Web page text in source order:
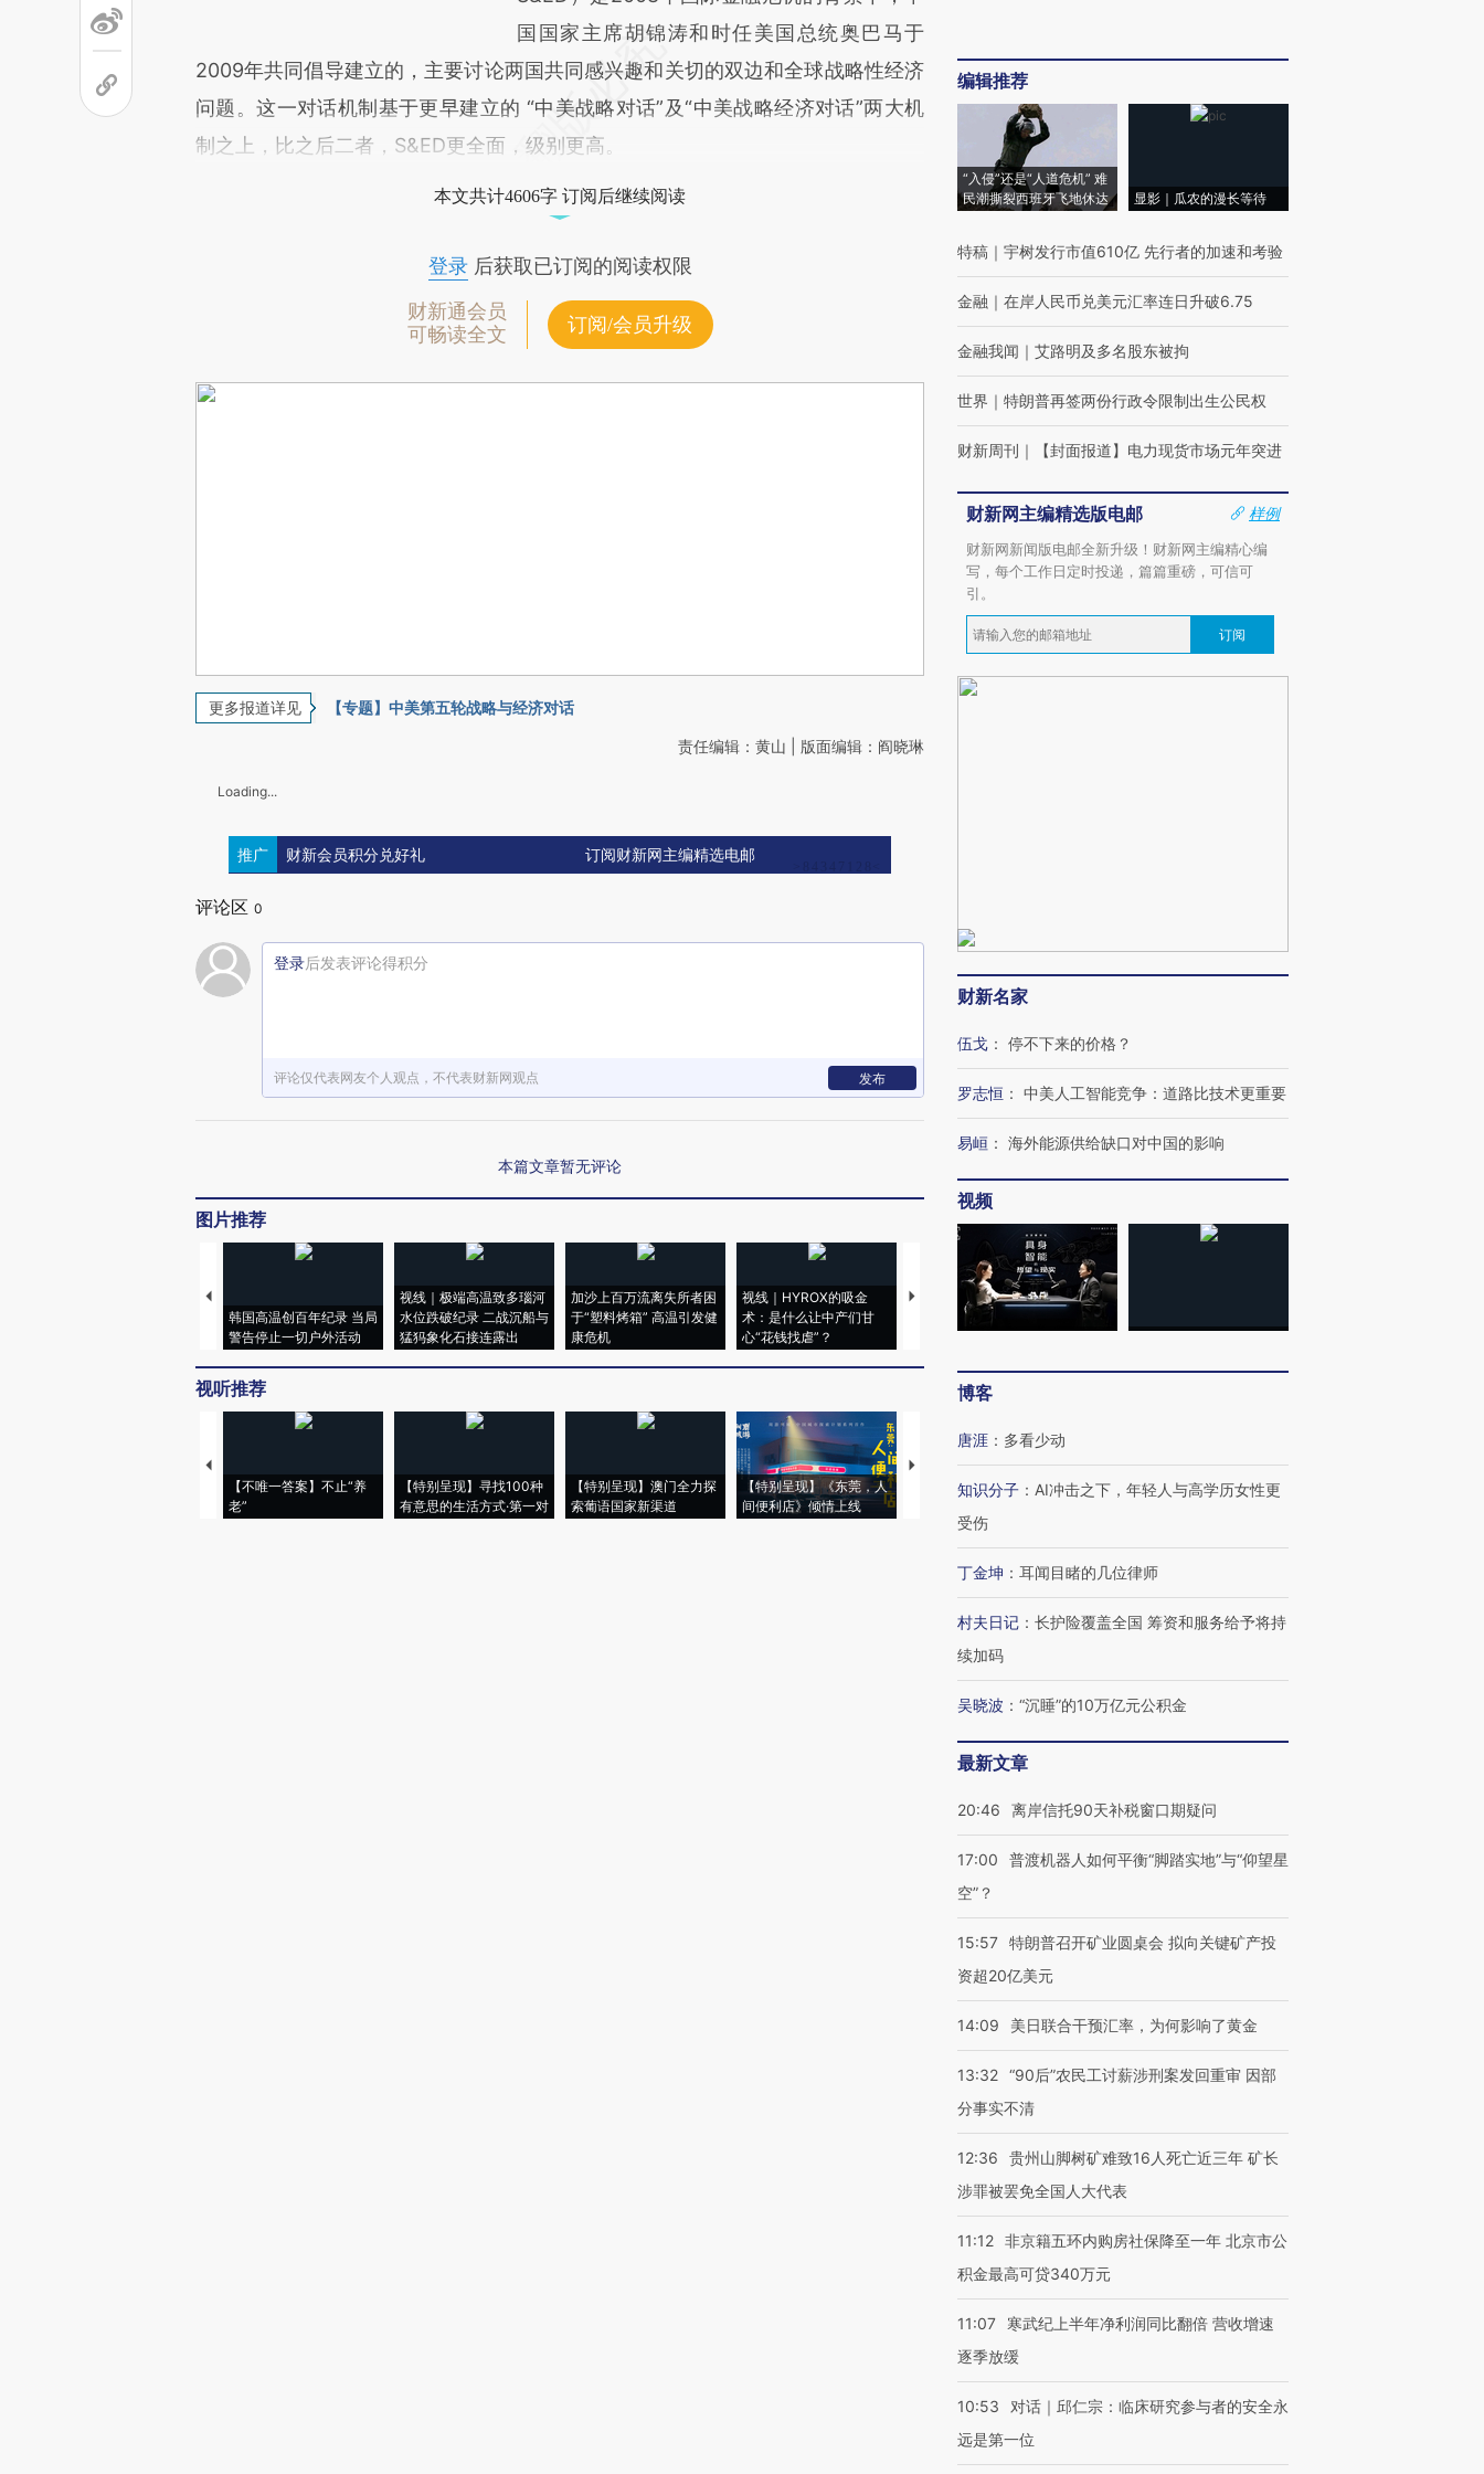
国国家主席胡锦涛和时任美国总统奥巴马于
2009年共同倡导建立的，主要讨论两国共同感兴趣和关切的双边和全球战略性经济
问题。这一对话机制基于更早建立的 “中美战略对话”及“中美战略经济对话”两大机
制之上，比之后二者，S&ED更全面，级别更高。
本文共计4606字 订阅后继续阅读
登录后获取已订阅的阅读权限
财新通会员
可畅读全文
订阅/会员升级
更多报道详见 【专题】中美第五轮战略与经济对话
责任编辑：黄山 | 版面编辑：阎晓琳
Loading...
推广 财新会员积分兑好礼 订阅财新网主编精选电邮
评论区 0
登录后发表评论得积分
评论仅代表网友个人观点，不代表财新网观点 发布
本篇文章暂无评论
图片推荐
韩国高温创百年纪录 当局
警告停止一切户外活动
视线｜极端高温致多瑙河
水位跌破纪录 二战沉船与
猛犸象化石接连露出
加沙上百万流离失所者困
于“塑料烤箱” 高温引发健
康危机
视线｜HYROX的吸金
术：是什么让中产们甘
心“花钱找虐”？
马航飞行员跨国走私7万
粒摇头丸 尿检体内含3种
视线｜被称为“蟑螂”的印
度Z世代 用街头抗争将教
视听推荐
【不唯一答案】不止“养
老”
【特别呈现】寻找100种
有意思的生活方式·第一对
【特别呈现】澳门全力探
索葡语国家新渠道
【特别呈现】《东莞，人
间便利店》倾情上线
【推广】走进第四届链博
会，让数智科技“链”接产
【特别呈现】寻找100种
【商旅对话】华住集团
CFO：不靠规模取胜，华
编辑推荐
“入侵”还是“人道危机” 难
民潮撕裂西班牙飞地休达
显影｜瓜农的漫长等待
特稿 ｜ 宇树发行市值610亿 先行者的加速和考验
金融 ｜ 在岸人民币兑美元汇率连日升破6.75
金融我闻 ｜ 艾路明及多名股东被拘
世界 ｜ 特朗普再签两份行政令限制出生公民权
财新周刊 ｜ 【封面报道】电力现货市场元年突进
财新网主编精选版电邮
样例
财新网新闻版电邮全新升级！财新网主编精心编
写，每个工作日定时投递，篇篇重磅，可信可
引。
订阅
财新名家
伍戈 ： 停不下来的价格？
罗志恒 ： 中美人工智能竞争：道路比技术更重要
易峘 ： 海外能源供给缺口对中国的影响
视频
博客
唐涯 ： 多看少动
知识分子 ： AI冲击之下，年轻人与高学历女性更
受伤
丁金坤 ： 耳闻目睹的几位律师
村夫日记 ： 长护险覆盖全国 筹资和服务给予将持
续加码
吴晓波 ： “沉睡”的10万亿元公积金
最新文章
20:46 离岸信托90天补税窗口期疑问
17:00
普渡机器人如何平衡“脚踏实地”与“仰望星
空”？
15:57 特朗普召开矿业圆桌会 拟向关键矿产投
资超20亿美元
14:09 美日联合干预汇率，为何影响了黄金
13:32 “90后”农民工讨薪涉刑案发回重审 因部
分事实不清
12:36
贵州山脚树矿难致16人死亡近三年 矿长
涉罪被罢免全国人大代表
11:12 非京籍五环内购房社保降至一年 北京市公
积金最高可贷340万元
11:07
寒武纪上半年净利润同比翻倍 营收增速
逐季放缓
10:53
对话｜邱仁宗：临床研究参与者的安全永
远是第一位